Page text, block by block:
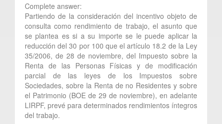
Complete answer:
Partiendo de la consideración del incentivo objeto de
consulta como rendimiento de trabajo, el asunto que
se plantea es si a su importe se le puede aplicar la
reducción del 30 por 100 que el artículo 18.2 de la Ley
35/2006, de 28 de noviembre, del Impuesto sobre la
Renta de las Personas Físicas y de modificación
parcial de las leyes de los Impuestos sobre
Sociedades, sobre la Renta de no Residentes y sobre
el Patrimonio (BOE de 29 de noviembre), en adelante
LIRPF, prevé para determinados rendimientos íntegros
del trabajo.